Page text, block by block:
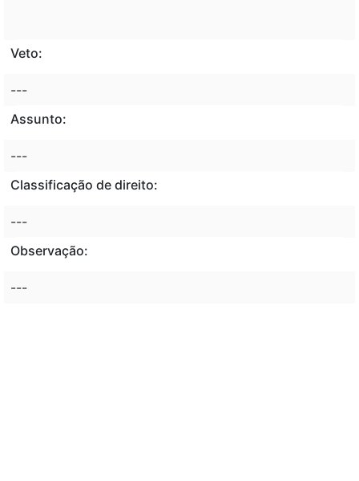
Veto:
---
Assunto:
---
Classificação de direito:
---
Observação:
---